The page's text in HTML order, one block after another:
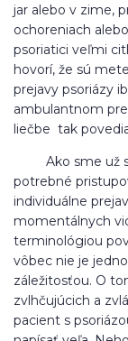
jar alebo v zime,
ochoreniach
psoriatici veľmi
hovorí, že sú
prejavy psoriázy
ambulantnom
liečbe tak
Ako sme už
potrebné
individuálne
momentálnych
terminológiou
vôbec nie je
záležitosťou. O
zvlhčujúcich a
pacient s